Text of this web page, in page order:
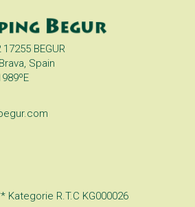
BEGUR
Spain
R.T.C KG000026